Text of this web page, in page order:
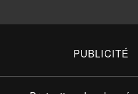
PUBLICITÉ